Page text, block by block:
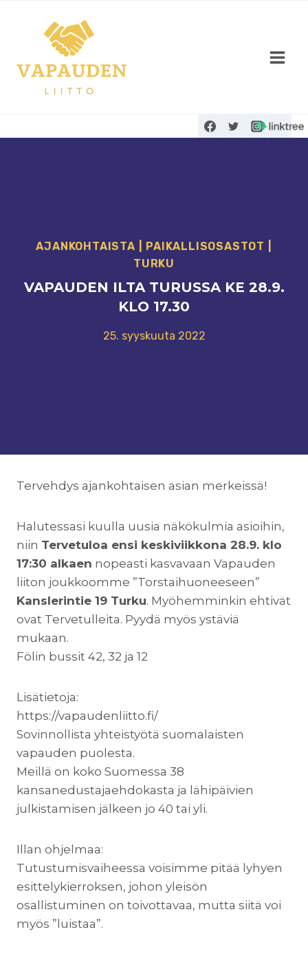
sisältöön
AJANKOHTAISTA PAIKALLISOSASTOT
TURKU
VAPAUDEN ILTA TURUSSA KE 28.9.
KLO 17.30
25. syyskuuta 2022
Tervehdys ajankohtaisen asian merkeissä!
Halutessasi kuulla uusia näkökulmia asioihin,
niin Tervetuloa ensi keskiviikkona 28.9. klo
17:30 alkaen nopeasti kasvavaan Vapauden
liiton joukkoomme ”Torstaihuoneeseen”
Kanslerintie 19 Turku. Myöhemminkin ehtivät
ovat Tervetulleita. Pyydä myös ystäviä
mukaan.
Fölin bussit 42, 32 ja 12
Lisätietoja:
https://vapaudenliitto.fi/
Sovinnollista yhteistyötä suomalaisten
vapauden puolesta.
Meillä on koko Suomessa 38
kansanedustajaehdokasta ja lähipäivien
julkistamisen jälkeen jo 40 tai yli.
Illan ohjelmaa:
Tutustumisvaiheessa voisimme pitää lyhyen
esittelykierroksen, johon yleisön
osallistuminen on toivottavaa, mutta siitä voi
myös ”luistaa”.